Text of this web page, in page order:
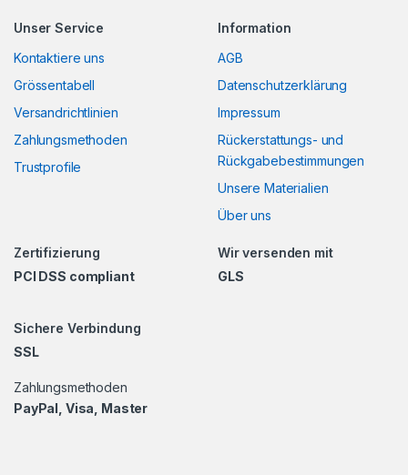
Unser Service
Kontaktiere uns
Grössentabell
Versandrichtlinien
Zahlungsmethoden
Trustprofile
Information
AGB
Datenschutzerklärung
Impressum
Rückerstattungs- und
Rückgabebestimmungen
Unsere Materialien
Über uns
Zertifizierung
PCI DSS compliant
Wir versenden mit
GLS
Sichere Verbindung
SSL
Zahlungsmethoden
PayPal, Visa, Master